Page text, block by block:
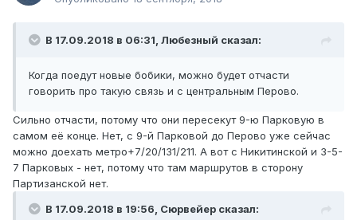
В 17.09.2018 в 06:31, Любезный сказал:
Когда поедут новые бобики, можно будет отчасти
говорить про такую связь и с центральным Перово.
Сильно отчасти, потому что они пересекут 9-ю Парковую в
самом её конце. Нет, с 9-й Парковой до Перово уже сейчас
можно доехать метро+7/20/131/211. А вот с Никитинской и 3-5-
7 Парковых - нет, потому что там маршрутов в сторону
Партизанской нет.
В 17.09.2018 в 19:56, Сюрвейер сказал: